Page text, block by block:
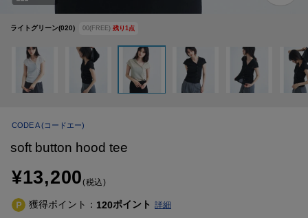
ライトグリーン(020) 00(FREE) 残り 1 点
CODE A(コードエー)
soft button hood tee
¥13,200(税込)
獲得ポイント： 120ポイント 詳細